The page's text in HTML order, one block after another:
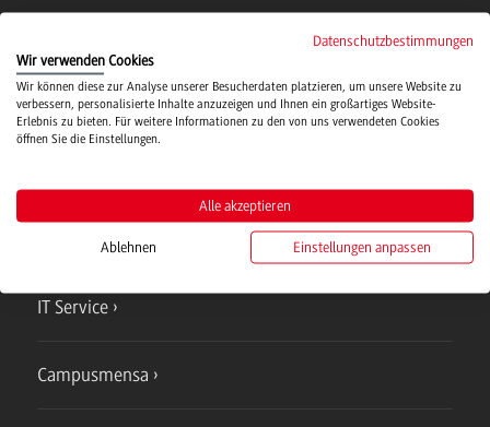
Verwaltung
Studienangebote
IT Service
Campusmensa
Datenschutzbestimmungen
Wir verwenden Cookies
Wir können diese zur Analyse unserer Besucherdaten platzieren, um unsere Website zu
verbessern, personalisierte Inhalte anzuzeigen und Ihnen ein großartiges Website-
Erlebnis zu bieten. Für weitere Informationen zu den von uns verwendeten Cookies
öffnen Sie die Einstellungen.
Alle akzeptieren
Ablehnen Einstellungen anpassen